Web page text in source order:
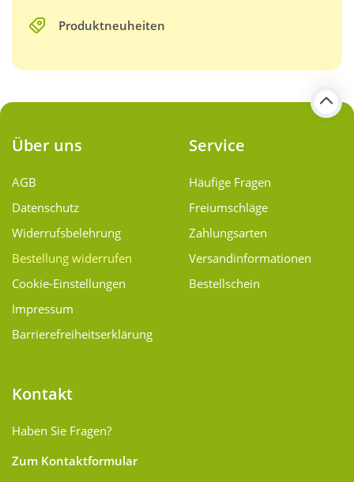
Produktneuheiten
Über uns
AGB
Datenschutz
Widerrufsbelehrung
Bestellung widerrufen
Cookie-Einstellungen
Impressum
Barrierefreiheitserklärung
Service
Häufige Fragen
Freiumschläge
Zahlungsarten
Versand­informationen
Bestellschein
Kontakt
Haben Sie Fragen?
Zum Kontaktformular